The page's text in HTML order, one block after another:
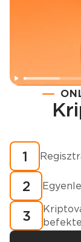
Regisztráció
Hogyan
1
2
3